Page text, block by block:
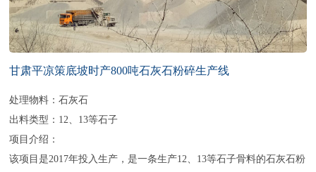
甘肃平凉策底坡时产800吨石灰石粉碎生产线
处理物料：石灰石
出料类型：12、13等石子
项目介绍：
该项目是2017年投入生产，是一条生产12、13等石子骨料的石灰石粉